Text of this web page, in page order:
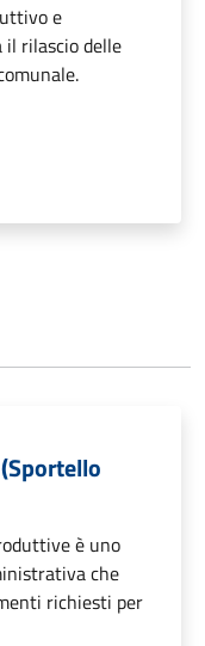
e
il rilascio delle
è uno
che
richiesti per